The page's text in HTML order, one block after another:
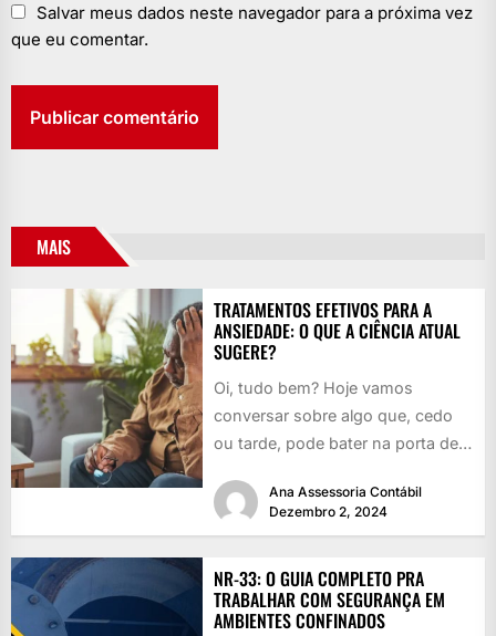
Salvar meus dados neste navegador para a próxima vez
que eu comentar.
MAIS
TRATAMENTOS EFETIVOS PARA A
ANSIEDADE: O QUE A CIÊNCIA ATUAL
SUGERE?
Oi, tudo bem? Hoje vamos
conversar sobre algo que, cedo
ou tarde, pode bater na porta de
Ana Assessoria Contábil
Dezembro 2, 2024
NR-33: O GUIA COMPLETO PRA
TRABALHAR COM SEGURANÇA EM
AMBIENTES CONFINADOS